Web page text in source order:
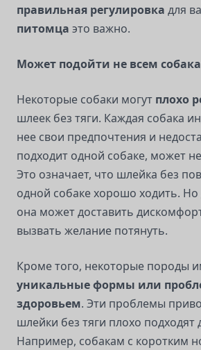
правильная регулировка для
питомца это важно.
Может подойти не всем
Некоторые собаки могут плохо
шлеек без тяги. Каждая собака
нее свои предпочтения и
подходит одной собаке, может
Это означает, что шлейка без
одной собаке хорошо ходить. Но
она может доставить
вызвать желание потянуть.
Кроме того, некоторые породы
уникальные формы или
здоровьем. Эти проблемы
шлейки без тяги плохо подходят
Например, собакам с коротким